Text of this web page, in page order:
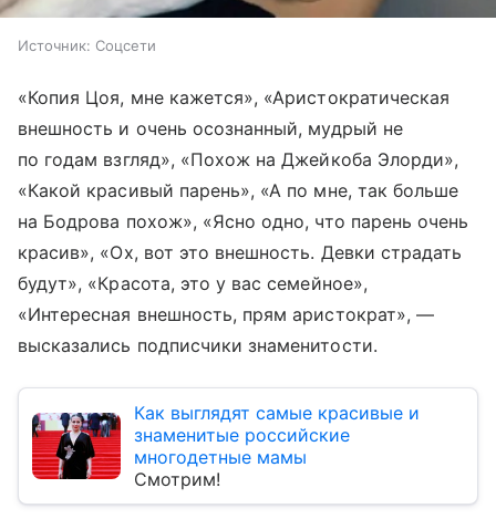
Источник: Соцсети
«Копия Цоя, мне кажется», «Аристократическая
внешность и очень осознанный, мудрый не
по годам взгляд», «Похож на Джейкоба Элорди»,
«Какой красивый парень», «А по мне, так больше
на Бодрова похож», «Ясно одно, что парень очень
красив», «Ох, вот это внешность. Девки страдать
будут», «Красота, это у вас семейное»,
«Интересная внешность, прям аристократ», —
высказались подписчики знаменитости.
Как выглядят самые красивые и
знаменитые российские
многодетные мамы
Смотрим!